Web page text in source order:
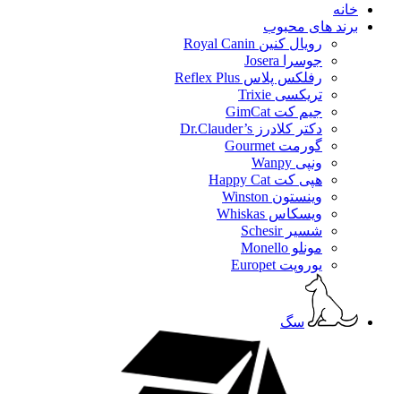
خانه
برند های محبوب
رویال کنین Royal Canin
جوسرا Josera
رفلکس پلاس Reflex Plus
تریکسی Trixie
جیم کت GimCat
دکتر کلادرز Dr.Clauder’s
گورمت Gourmet
ونپی Wanpy
هپی کت Happy Cat
وینستون Winston
ویسکاس Whiskas
شسیر Schesir
مونلو Monello
یوروپت Europet
سگ